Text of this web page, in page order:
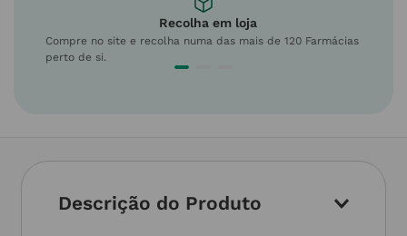
Recolha em loja
Compre no site e recolha numa das mais de 120 Farmácias
perto de si.
Descrição do Produto